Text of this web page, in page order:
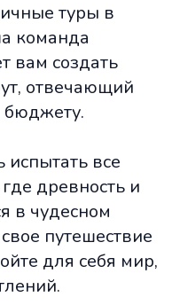
туры в
команда
вам создать
отвечающий
испытать все
древность и
в чудесном
путешествие
для себя мир,